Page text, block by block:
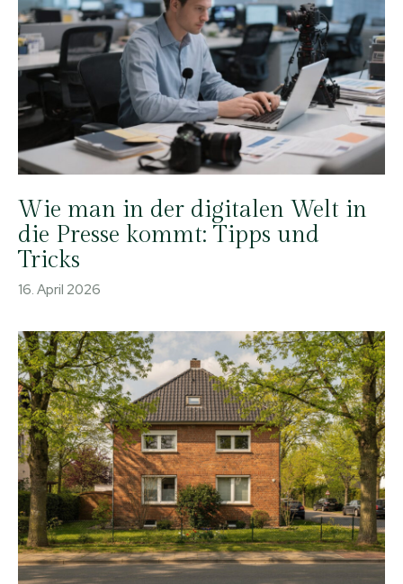
Wie man in der digitalen Welt in
die Presse kommt: Tipps und
Tricks
16. April 2026